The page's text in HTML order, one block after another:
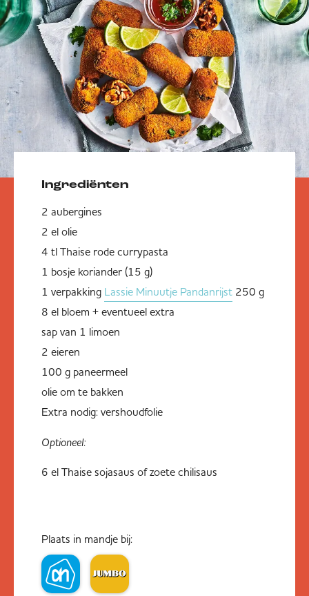
Ingrediënten
2 aubergines
2 el olie
4 tl Thaise rode currypasta
1 bosje koriander (15 g)
1 verpakking Lassie Minuutje Pandanrijst 250 g
8 el bloem + eventueel extra
sap van 1 limoen
2 eieren
100 g paneermeel
olie om te bakken
Extra nodig: vershoudfolie
Optioneel:
6 el Thaise sojasaus of zoete chilisaus
Plaats in mandje bij: